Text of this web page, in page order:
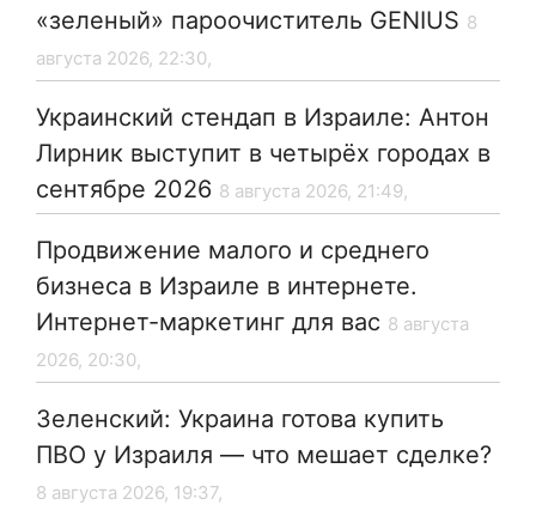
«зеленый» пароочиститель GENIUS 8
августа 2026, 22:30,
Украинский стендап в Израиле: Антон
Лирник выступит в четырёх городах в
сентябре 2026 8 августа 2026, 21:49,
Продвижение малого и среднего
бизнеса в Израиле в интернете.
Интернет-маркетинг для вас 8 августа
2026, 20:30,
Зеленский: Украина готова купить
ПВО у Израиля — что мешает сделке?
8 августа 2026, 19:37,